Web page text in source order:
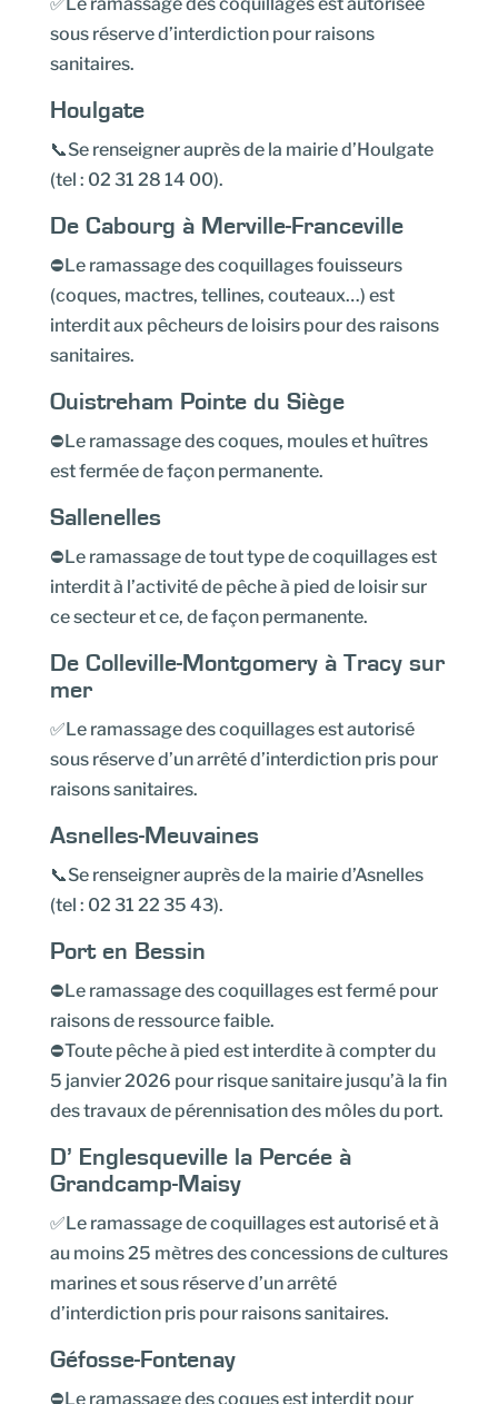
sous réserve d’interdiction pour raisons
sanitaires.
Houlgate
📞Se renseigner auprès de la mairie d’Houlgate
(tel : 02 31 28 14 00).
De Cabourg à Merville-Franceville
⛔Le ramassage des coquillages fouisseurs
(coques, mactres, tellines, couteaux…) est
interdit aux pêcheurs de loisirs pour des raisons
sanitaires.
Ouistreham Pointe du Siège
⛔Le ramassage des coques, moules et huîtres
est fermée de façon permanente.
Sallenelles
⛔Le ramassage de tout type de coquillages est
interdit à l’activité de pêche à pied de loisir sur
ce secteur et ce, de façon permanente.
De Colleville-Montgomery à Tracy sur
mer
✅Le ramassage des coquillages est autorisé
sous réserve d’un arrêté d’interdiction pris pour
raisons sanitaires.
Asnelles-Meuvaines
📞Se renseigner auprès de la mairie d’Asnelles
(tel : 02 31 22 35 43).
Port en Bessin
⛔Le ramassage des coquillages est fermé pour
raisons de ressource faible.
⛔Toute pêche à pied est interdite à compter du
5 janvier 2026 pour risque sanitaire jusqu’à la fin
des travaux de pérennisation des môles du port.
D’ Englesqueville la Percée à
Grandcamp-Maisy
✅Le ramassage de coquillages est autorisé et à
au moins 25 mètres des concessions de cultures
marines et sous réserve d’un arrêté
d’interdiction pris pour raisons sanitaires.
Géfosse-Fontenay
⛔Le ramassage des coques est interdit pour